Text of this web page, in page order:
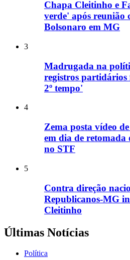
Chapa Cleitinho e
verde' após reunião
Bolsonaro em MG
3
Madrugada na
registros partidários
2º tempo'
4
Zema posta vídeo
em dia de retomada
no STF
5
Contra direção
Republicanos-MG
Cleitinho
Últimas Notícias
Política